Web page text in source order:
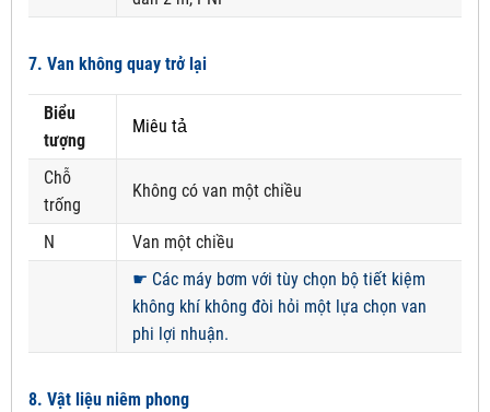
7. Van không quay trở lại
Biểu
tượng
Miêu tả
Chỗ
trống
Không có van một chiều
N
Van một chiều
☛ Các máy bơm với tùy chọn bộ tiết kiệm
không khí không đòi hỏi một lựa chọn van
phi lợi nhuận.
8. Vật liệu niêm phong